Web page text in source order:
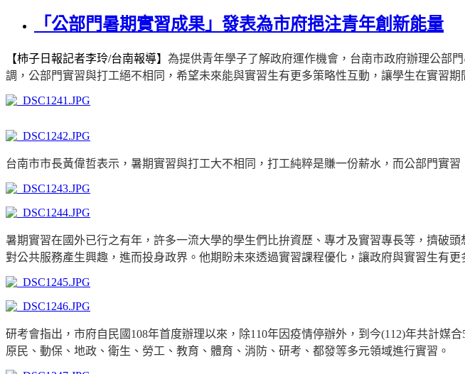
「公部門暑期實習成果」發表為市府挹注青年創新能量
【柿子日報記者李玲/台南報導】 為提供青年學子了解政府運作機會，台南市政府辦理公部
調，公部門實習與打工絕不相同，希望未來能與實習生有更多策略性互動，讓學生在實習期
台南市市長黃偉哲表示，暑期實習與打工大不相同，打工純粹是賺一份薪水，而公部門實
暑期實習在國外已行之有年，許多一流大學的學生們比拚資歷、專才及實習專長等，擠破
對公共服務產生興趣，進而投身政界。他期盼未來透過實習課程優化，讓政府與實習生有
研考會指出，市府自民國 108年首度辦理以來，除110年因疫情停辦外，到今(112)年共計媒合
原民、動保、地政、衛生、勞工、教育、體育、消防、研考、都發等多元領域進行實習。